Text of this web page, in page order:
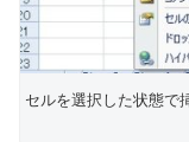
セルを選択した状態で